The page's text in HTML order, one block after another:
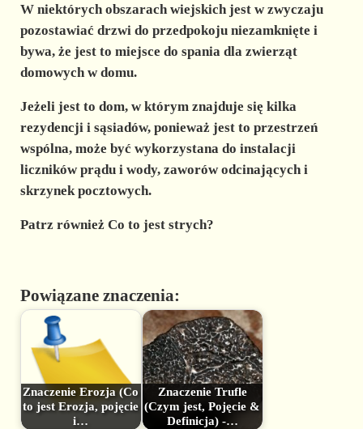
W niektórych obszarach wiejskich jest w zwyczaju
pozostawiać drzwi do przedpokoju niezamknięte i
bywa, że jest to miejsce do spania dla zwierząt
domowych w domu.
Jeżeli jest to dom, w którym znajduje się kilka
rezydencji i sąsiadów, ponieważ jest to przestrzeń
wspólna, może być wykorzystana do instalacji
liczników prądu i wody, zaworów odcinających i
skrzynek pocztowych.
Patrz również Co to jest strych?
Powiązane znaczenia:
Znaczenie Erozja (Co
to jest Erozja, pojęcie
i…
Znaczenie Trufle
(Czym jest, Pojęcie &
Definicja) -…